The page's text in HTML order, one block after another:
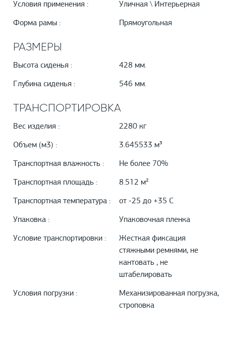
Условия применения : Уличная \ Интерьерная
Форма рамы : Прямоугольная
РАЗМЕРЫ
Высота сиденья : 428 мм.
Глубина сиденья : 546 мм.
ТРАНСПОРТИРОВКА
Вес изделия : 2280 кг
Объем (м3) : 3.645533 м³
Транспортная влажность : Не более 70%
Транспортная площадь : 8.512 м²
Транспортная температура : от -25 до +35 С
Упаковка : Упаковочная пленка
Условие транспортировки :
Жесткая фиксация
стяжными ремнями, не
кантовать , не
штабелировать
Условия погрузки :
Механизированная погрузка,
строповка